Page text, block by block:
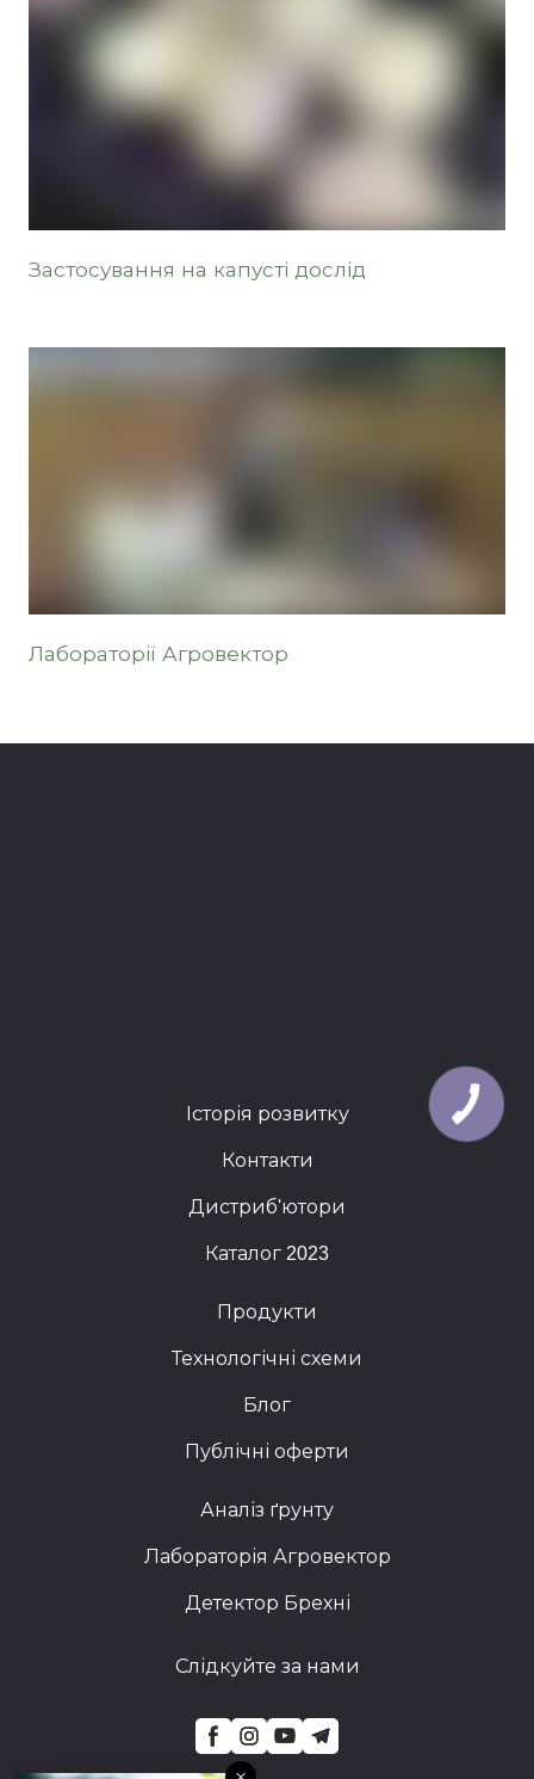
Застосування на капусті дослід
Лабораторії Агровектор
Історія розвитку
Контакти
Дистриб'ютори
Каталог 2023
Продукти
Технологічні схеми
Блог
Публічні оферти
Аналіз ґрунту
Лабораторія Агровектор
Детектор Брехні
Слідкуйте за нами